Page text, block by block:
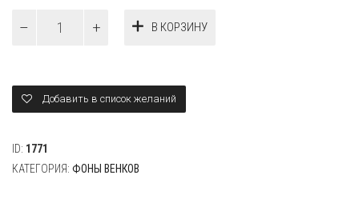
В КОРЗИНУ
Добавить в список желаний
ID: 1771
КАТЕГОРИЯ: ФОНЫ ВЕНКОВ